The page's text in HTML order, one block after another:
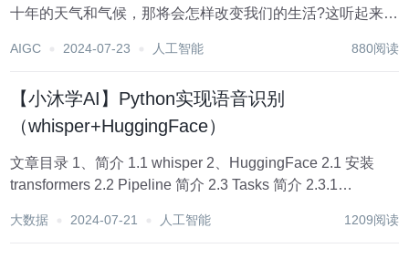
十年的天气和气候，那将会怎样改变我们的生活?这听起来像
术，正将这一梦想变为现实。 NeuralGCM是一种新型的神经
AIGC 2024-07-23 人工智能 880阅读
【小沐学AI】Python实现语音识别
（whisper+HuggingFace）
文章目录 1、简介 1.1 whisper 2、HuggingFace 2.1 安装
transformers 2.2 Pipeline 简介 2.3 Tasks 简介 2.3.1
大数据 2024-07-21 人工智能 1209阅读